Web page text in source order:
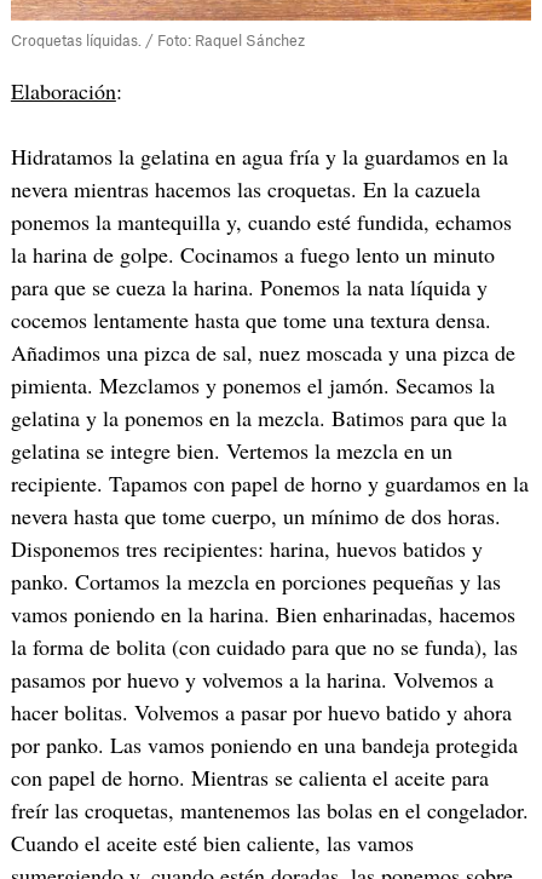
Croquetas líquidas. / Foto: Raquel Sánchez
Elaboración:
Hidratamos la gelatina en agua fría y la guardamos en la
nevera mientras hacemos las croquetas. En la cazuela
ponemos la mantequilla y, cuando esté fundida, echamos
la harina de golpe. Cocinamos a fuego lento un minuto
para que se cueza la harina. Ponemos la nata líquida y
cocemos lentamente hasta que tome una textura densa.
Añadimos una pizca de sal, nuez moscada y una pizca de
pimienta. Mezclamos y ponemos el jamón. Secamos la
gelatina y la ponemos en la mezcla. Batimos para que la
gelatina se integre bien. Vertemos la mezcla en un
recipiente. Tapamos con papel de horno y guardamos en la
nevera hasta que tome cuerpo, un mínimo de dos horas.
Disponemos tres recipientes: harina, huevos batidos y
panko. Cortamos la mezcla en porciones pequeñas y las
vamos poniendo en la harina. Bien enharinadas, hacemos
la forma de bolita (con cuidado para que no se funda), las
pasamos por huevo y volvemos a la harina. Volvemos a
hacer bolitas. Volvemos a pasar por huevo batido y ahora
por panko. Las vamos poniendo en una bandeja protegida
con papel de horno. Mientras se calienta el aceite para
freír las croquetas, mantenemos las bolas en el congelador.
Cuando el aceite esté bien caliente, las vamos